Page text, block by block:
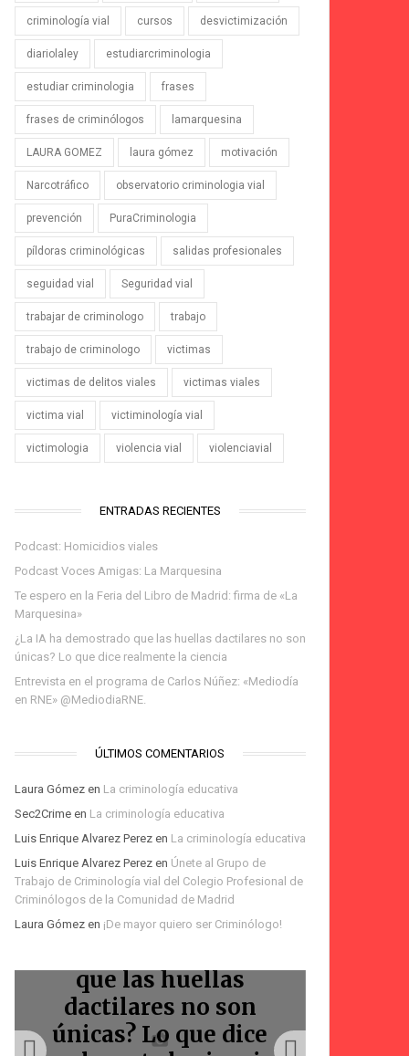
criminología vial cursos desvictimización
diariolaley estudiarcriminologia
estudiar criminologia frases
frases de criminólogos lamarquesina
LAURA GOMEZ laura gómez motivación
Narcotráfico observatorio criminologia vial
prevención PuraCriminologia
píldoras criminológicas salidas profesionales
seguidad vial Seguridad vial
trabajar de criminologo trabajo
trabajo de criminologo victimas
victimas de delitos viales victimas viales
victima vial victiminología vial
victimologia violencia vial violenciavial
ENTRADAS RECIENTES
Podcast: Homicidios viales
Podcast Voces Amigas: La Marquesina
Te espero en la Feria del Libro de Madrid: firma de «La
Marquesina»
¿La IA ha demostrado que las huellas dactilares no son
únicas? Lo que dice realmente la ciencia
Entrevista en el programa de Carlos Núñez: «Mediodía
en RNE» @MediodiaRNE.
ÚLTIMOS COMENTARIOS
Laura Gómezen La criminología educativa
Sec2Crimeen La criminología educativa
Luis Enrique Alvarez Perezen La criminología educativa
Luis Enrique Alvarez Perezen Únete al Grupo de
Trabajo de Criminología vial del Colegio Profesional de
Criminólogos de la Comunidad de Madrid
Laura Gómezen ¡De mayor quiero ser Criminólogo!
Bienvenidos
criminólogos
Podcast: Homicidios
viales
Podcast Voces Amigas:
La Marquesina
Te espero en la Feria
del Libro de Madrid:
firma de «La
Marquesina»
que las huellas
dactilares no son
únicas? Lo que dice